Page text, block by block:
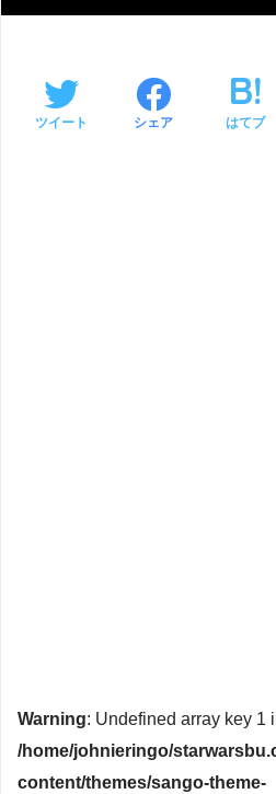
ツイート シェア はてブ
Warning: Undefined array key 1
/home/johnieringo/
content/themes/sango-theme-